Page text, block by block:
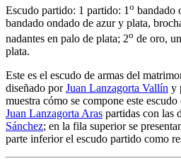
Escudo partido: 1 partido: 1 o bandado
bandado ondado de azur y plata,
nadantes en palo de plata; 2o de oro,
plata.
Este es el escudo de armas del
diseñado porJuan Lanzagorta Vallín y
muestra cómo se compone este
Juan Lanzagorta Aras partidas con las
Sánchez; en la fila superior se
parte inferior el escudo partido como